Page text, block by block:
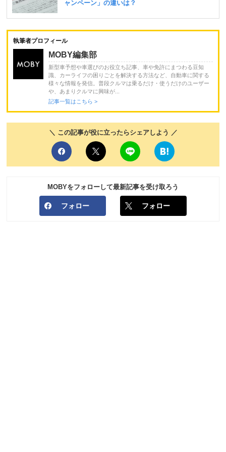
執筆者プロフィール
MOBY編集部
新型車予想や車選びのお役立ち記事、車や免許にまつわる豆知
識、カーライフの困りごとを解決する方法など、自動車に関する
様々な情報を発信。普段クルマは乗るだけ・使うだけのユーザー
や、あまりクルマに興味が...
記事一覧はこちら >
＼ この記事が役に立ったらシェアしよう ／
MOBYをフォローして最新記事を受け取ろう
フォロー フォロー